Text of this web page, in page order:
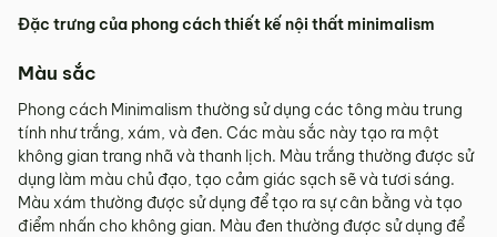
Đặc trưng của phong cách thiết kế nội thất minimalism
Màu sắc
Phong cách Minimalism thường sử dụng các tông màu trung
tính như trắng, xám, và đen. Các màu sắc này tạo ra một
không gian trang nhã và thanh lịch. Màu trắng thường được sử
dụng làm màu chủ đạo, tạo cảm giác sạch sẽ và tươi sáng.
Màu xám thường được sử dụng để tạo ra sự cân bằng và tạo
điểm nhấn cho không gian. Màu đen thường được sử dụng để